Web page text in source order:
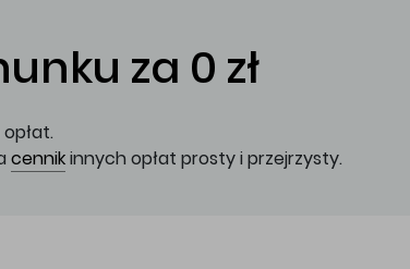
za 0 zł
cennikinnych opłat prosty i przejrzysty.